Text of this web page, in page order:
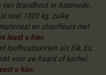
brandhout in Assenede.
snel 1000 kg. zulke
en chauffeurs met
leest u hier.
loofhoutsoorten als Eik, Es,
voor uw haard of kachel.
u hier.